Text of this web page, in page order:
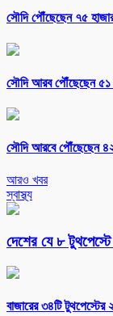
সৌদি পৌঁছেছেন ৭৫
সৌদি আরব পৌঁছেছেন ৫১
সৌদি আরবে পৌঁছেছেন
আরও খবর
স্বাস্থ্য
দেশের যে ৮
বাজারের ৩৪টি